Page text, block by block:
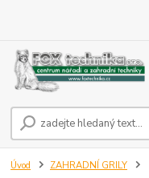
Úvod ZAHRADNÍ GRILY